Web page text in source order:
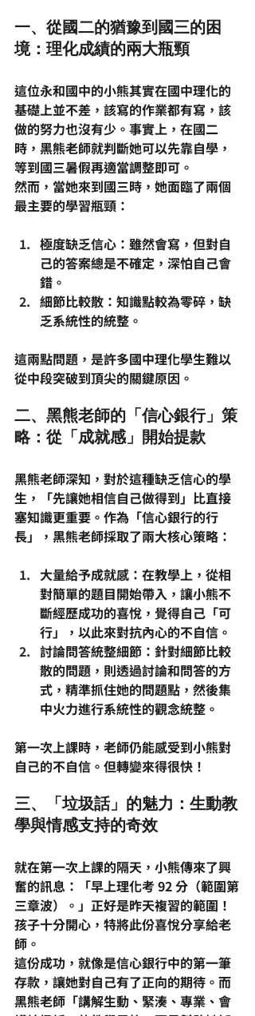
一、從國二的猶豫到國三的困
境：理化成績的兩大瓶頸
這位永和國中的小熊其實在國中理化的
基礎上並不差，該寫的作業都有寫，該
做的努力也沒有少。事實上，在國二
時，黑熊老師就判斷她可以先靠自學，
等到國三暑假再適當調整即可。
然而，當她來到國三時，她面臨了兩個
最主要的學習瓶頸：
極度缺乏信心 ：雖然會寫，但對自
己的答案總是不確定，深怕自己會
錯。
細節比較散 ：知識點較為零碎，缺
乏系統性的統整。
這兩點問題，是許多國中理化學生難以
從中段突破到頂尖的關鍵原因。
二、黑熊老師的「信心銀行」策
略：從「成就感」開始提款
黑熊老師深知，對於這種缺乏信心的學
生，「先讓她相信自己做得到」比直接
塞知識更重要。作為「信心銀行的行
長」，黑熊老師採取了兩大核心策略：
大量給予成就感 ：在教學上，從相
對簡單的題目開始帶入，讓小熊不
斷經歷成功的喜悅，覺得自己「可
行」，以此來對抗內心的不自信。
討論問答統整細節 ：針對細節比較
散的問題，則透過討論和問答的方
式，精準抓住她的問題點，然後集
中火力進行系統性的觀念統整。
第一次上課時，老師仍能感受到小熊對
自己的不自信。但轉變來得很快！
三、「垃圾話」的魅力：生動教
學與情感支持的奇效
就在第一次上課的隔天，小熊傳來了興
奮的訊息：「早上理化考 92 分（範圍第
三章波）。」正好是昨天複習的範圍！
孩子十分開心，特將此份喜悅分享給老
師。
這份成功，就像是信心銀行中的第一筆
存款，讓她對自己有了正向的期待。而
黑熊老師「講解生動、緊湊、專業、會